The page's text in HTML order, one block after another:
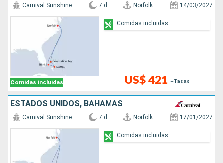
Comidas incluidas
Carnival Sunshine 7 d Norfolk 14/03/2027
US$ 421 +Tasas
Comidas incluidas
ESTADOS UNIDOS, BAHAMAS
Carnival Sunshine 7 d Norfolk 17/01/2027
Comidas incluidas